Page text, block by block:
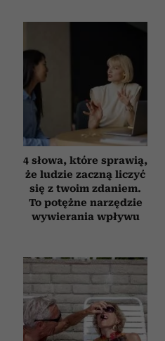
4 słowa, które sprawią,
że ludzie zaczną liczyć
się z twoim zdaniem.
To potężne narzędzie
wywierania wpływu